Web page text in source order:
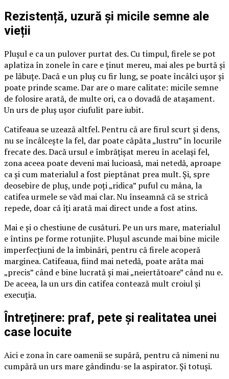
Rezistență, uzură și micile semne ale
vieții
Plușul e ca un pulover purtat des. Cu timpul, firele se pot
aplatiza în zonele în care e ținut mereu, mai ales pe burtă și
pe lăbuțe. Dacă e un pluș cu fir lung, se poate încâlci ușor și
poate prinde scame. Dar are o mare calitate: micile semne
de folosire arată, de multe ori, ca o dovadă de atașament.
Un urs de pluș ușor ciufulit pare iubit.
Catifeaua se uzează altfel. Pentru că are firul scurt și dens,
nu se încâlcește la fel, dar poate căpăta „lustru” în locurile
frecate des. Dacă ursul e îmbrățișat mereu în același fel,
zona aceea poate deveni mai lucioasă, mai netedă, aproape
ca și cum materialul a fost pieptănat prea mult. Și, spre
deosebire de pluș, unde poți „ridica” puful cu mâna, la
catifea urmele se văd mai clar. Nu înseamnă că se strică
repede, doar că îți arată mai direct unde a fost atins.
Mai e și o chestiune de cusături. Pe un urs mare, materialul
e întins pe forme rotunjite. Plușul ascunde mai bine micile
imperfecțiuni de la îmbinări, pentru că firele acoperă
marginea. Catifeaua, fiind mai netedă, poate arăta mai
„precis” când e bine lucrată și mai „neiertătoare” când nu e.
De aceea, la un urs din catifea contează mult croiul și
execuția.
Întreținere: praf, pete și realitatea unei
case locuite
Aici e zona în care oamenii se supără, pentru că nimeni nu
cumpără un urs mare gândindu-se la aspirator. Și totuși.